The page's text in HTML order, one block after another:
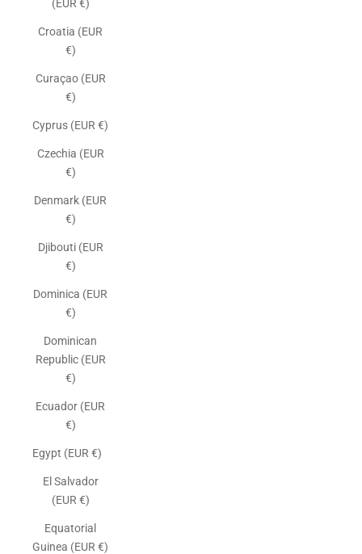
(EUR €)
Croatia (EUR
€)
Curaçao (EUR
€)
Cyprus (EUR €)
Czechia (EUR
€)
Denmark (EUR
€)
Djibouti (EUR
€)
Dominica (EUR
€)
Dominican
Republic (EUR
€)
Ecuador (EUR
€)
Egypt (EUR €)
El Salvador
(EUR €)
Equatorial
Guinea (EUR €)